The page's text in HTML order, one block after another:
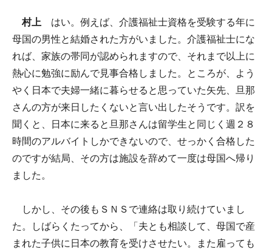
村上 はい。例えば、介護福祉士資格を受験する年に
母国の男性と結婚された方がいました。介護福祉士にな
れば、家族の帯同が認められますので、それまで以上に
熱心に勉強に励んで見事合格しました。ところが、よう
やく日本で夫婦一緒に暮らせると思っていた矢先、旦那
さんの方が来日したくないと言い出したそうです。訳を
聞くと、日本に来ると旦那さんは留学生と同じく週２８
時間のアルバイトしかできないので、せっかく合格した
のですが結局、その方は施設を辞めて一度は母国へ帰り
ました。
しかし、その後もＳＮＳで連絡は取り続けていまし
た。しばらくたってから、「夫とも相談して、母国で産
まれた子供に日本の教育を受けさせたい。また雇っても